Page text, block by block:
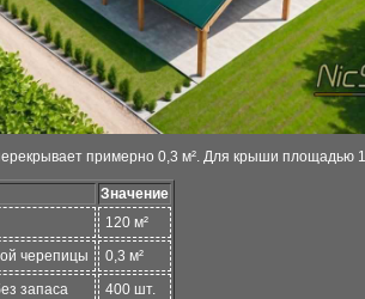
примерно 0,3 м². Для крыши площадью
Значение
120 м²
черепицы
0,3 м²
запаса
400 шт.